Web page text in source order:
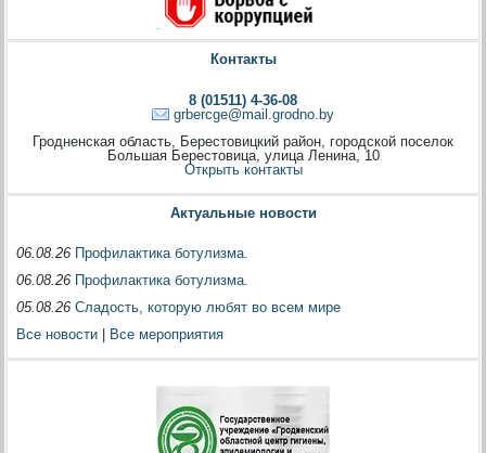
Контакты
8 (01511) 4-36-08
grbercge@mail.grodno.by
Гродненская область, Берестовицкий район, городской поселок
Большая Берестовица, улица Ленина, 10
Открыть контакты
Актуальные новости
06.08.26 Профилактика ботулизма.
06.08.26 Профилактика ботулизма.
05.08.26Сладость, которую любят во всем мире
Все новости
Все мероприятия